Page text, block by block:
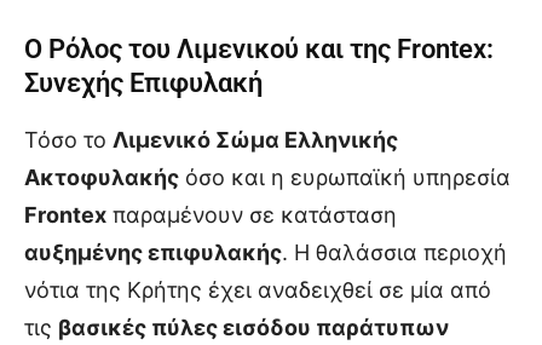
Ο Ρόλος του Λιμενικού και της Frontex:
Συνεχής Επιφυλακή
Τόσο το Λιμενικό Σώμα Ελληνικής
Ακτοφυλακής όσο και η ευρωπαϊκή υπηρεσία
Frontex παραμένουν σε κατάσταση
αυξημένης επιφυλακής. Η θαλάσσια περιοχή
νότια της Κρήτης έχει αναδειχθεί σε μία από
τις βασικές πύλες εισόδου παράτυπων